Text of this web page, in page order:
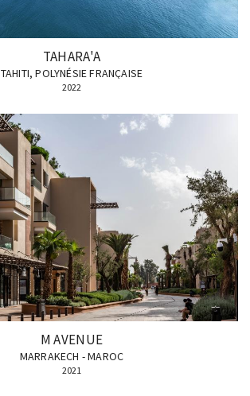
TAHARA'A
TAHITI, POLYNÉSIE FRANÇAISE
2022
M AVENUE
MARRAKECH - MAROC
2021